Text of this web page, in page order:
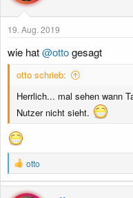
19. Aug. 2019
wie hat@ottogesagt
otto schrieb:
Herrlich... mal sehen wann
Nutzer nicht sieht.
R
e
a
k
otto